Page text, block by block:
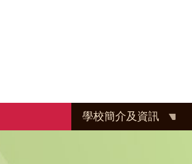
學校簡介及資訊